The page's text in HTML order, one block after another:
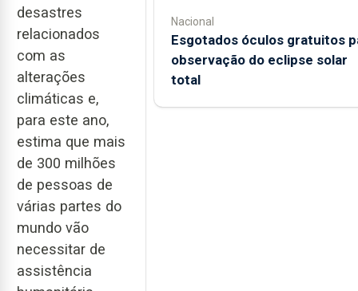
desastres
relacionados
com as
alterações
climáticas e,
para este ano,
estima que mais
de 300 milhões
de pessoas de
várias partes do
mundo vão
necessitar de
assistência
Nacional
Esgotados óculos gratuitos
observação do eclipse solar
total